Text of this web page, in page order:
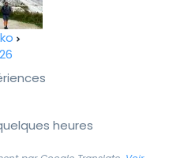
heures